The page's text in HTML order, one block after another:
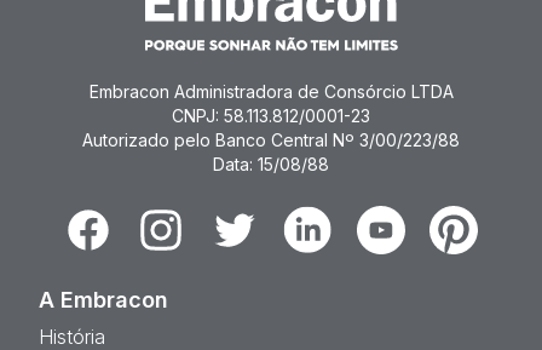
Embracon Administradora de Consórcio LTDA
CNPJ: 58.113.812/0001-23
Autorizado pelo Banco Central Nº 3/00/223/88
Data: 15/08/88
FacebookInstagramTwitter LinkedinYoutubePinterest
A Embracon
História